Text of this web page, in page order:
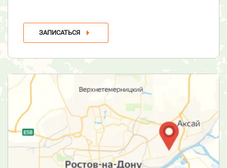
ЗАПИСАТЬСЯ